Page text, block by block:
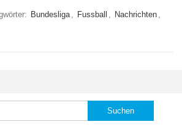
Bundesliga , Fussball , Nachrichten ,